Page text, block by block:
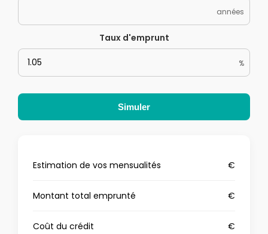
années
Taux d'emprunt
%
Simuler
Estimation de vos mensualités €
Montant total emprunté €
Coût du crédit €